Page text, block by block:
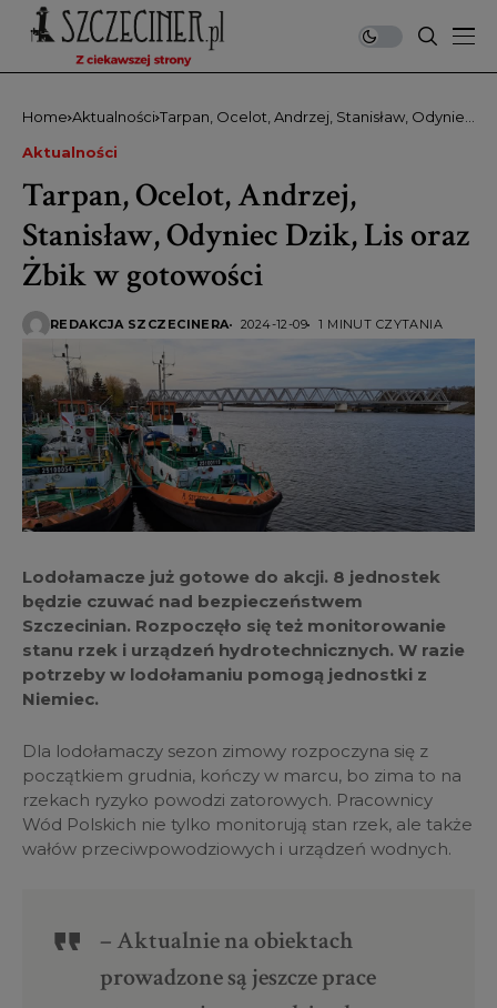
Home Aktualności Tarpan, Ocelot, Andrzej, Stanisław, Odyniec
Aktualności
Tarpan, Ocelot, Andrzej,
Stanisław, Odyniec Dzik, Lis oraz
Żbik w gotowości
REDAKCJA SZCZECINERA 2024-12-09 1 MINUT CZYTANIA
Lodołamacze już gotowe do akcji. 8 jednostek
będzie czuwać nad bezpieczeństwem
Szczecinian. Rozpoczęło się też monitorowanie
stanu rzek i urządzeń hydrotechnicznych. W razie
potrzeby w lodołamaniu pomogą jednostki z
Niemiec.
Dla lodołamaczy sezon zimowy rozpoczyna się z
początkiem grudnia, kończy w marcu, bo zima to na
rzekach ryzyko powodzi zatorowych. Pracownicy
Wód Polskich nie tylko monitorują stan rzek, ale także
wałów przeciwpowodziowych i urządzeń wodnych.
– Aktualnie na obiektach
prowadzone są jeszcze prace